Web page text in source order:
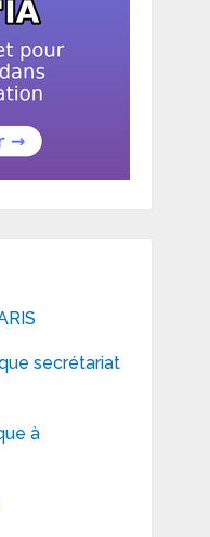
secrétariat
à